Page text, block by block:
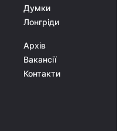
Думки
Лонгріди
Архів
Вакансії
Контакти